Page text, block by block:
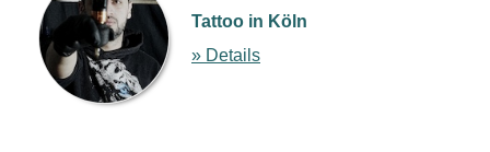
Tattoo in Köln
» Details